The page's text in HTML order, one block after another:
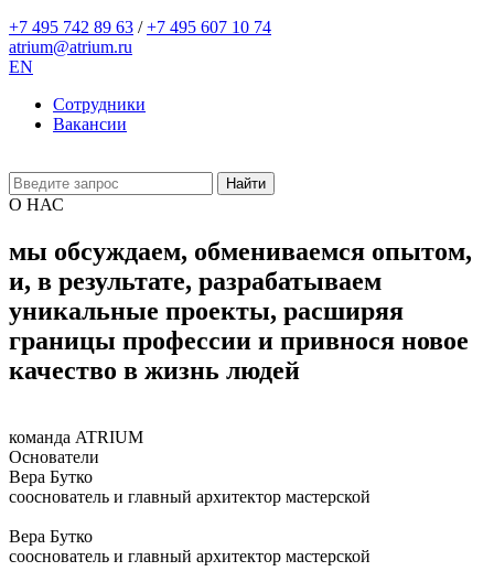
+7 495 742 89 63 / +7 495 607 10 74
atrium@atrium.ru
EN
Сотрудники
Вакансии
Найти
О НАС
мы обсуждаем, обмениваемся опытом,
и, в результате, разрабатываем
уникальные проекты, расширяя
границы профессии и привнося новое
качество в жизнь людей
команда ATRIUM
Основатели
Вера Бутко
сооснователь и главный архитектор мастерской
Вера Бутко
сооснователь и главный архитектор мастерской